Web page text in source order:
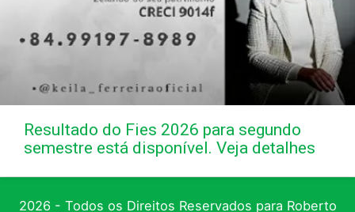
Resultado do Fies 2026 para segundo
semestre está disponível. Veja detalhes
2026 - Todos os Direitos Reservados para Roberto